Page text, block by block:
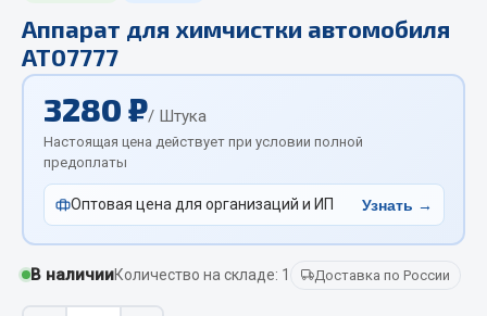
Отопители салона, подогреватели
Автономные воздушные отопители
Жидкостные подогреватели
Отопители салона
Подогреватели тосола
Весь раздел
Аппарат для химчистки автомобиля
AT07777
3280 ₽/ Штука
Настоящая цена действует при условии полной
предоплаты
Оптовая цена для организаций и ИП Узнать →
В наличииКоличество на складе: 1 Доставка по России